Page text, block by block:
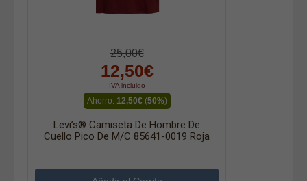
25,00€
12,50€
IVA incluido
Ahorro: 12,50€(50%)
Levi’s® Camiseta De Hombre De
Cuello Pico De M/c 85641-0019 Roja